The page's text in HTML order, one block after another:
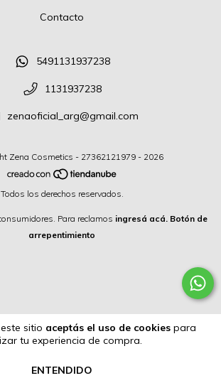
sitio aceptás el uso de cookies para
tu experiencia de compra.
ENTENDIDO
Contacto
5491131937238
1131937238
zenaoficial_arg@gmail.com
Zena Cosmetics - 27362121979 - 2026
Todos los derechos reservados.
Para reclamos ingresá acá. Botón de
arrepentimiento